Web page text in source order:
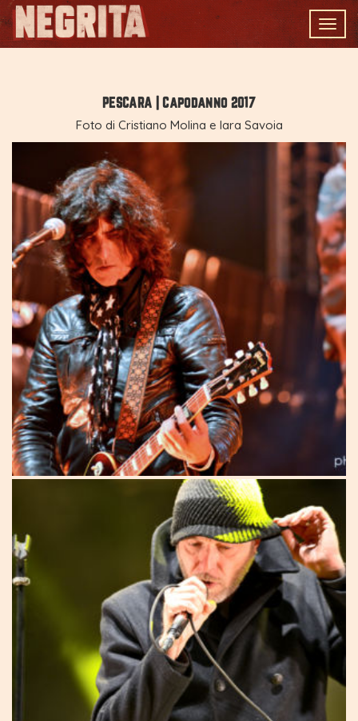
PESCARA | Capodanno 2017
Foto di Cristiano Molina e Iara Savoia